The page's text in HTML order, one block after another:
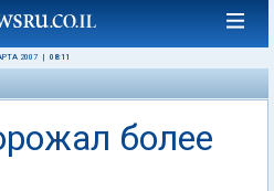
2007 08:11
более